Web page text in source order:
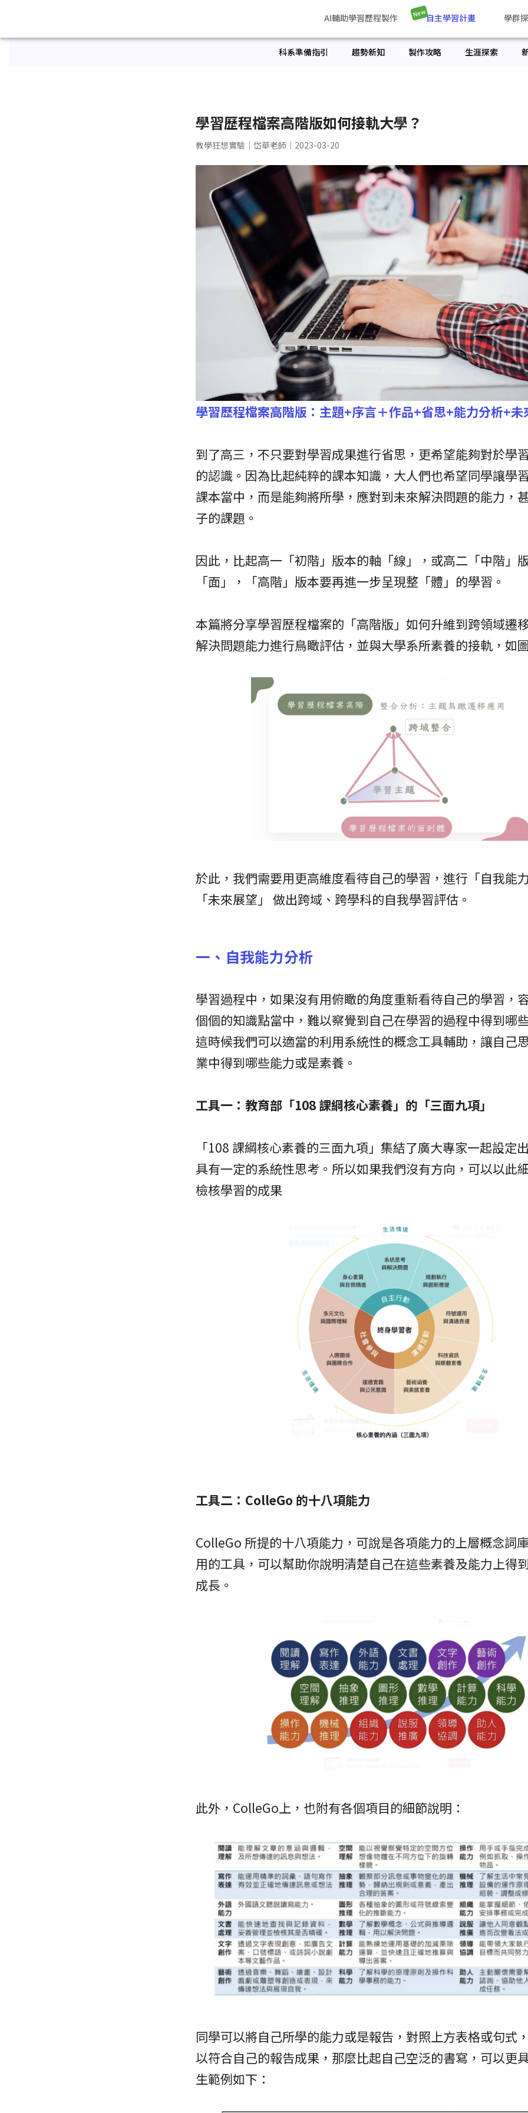
AI輔助學習歷程製作 自主學習計畫
New 學群
科系準備指引 趨勢新知 製作攻略 生涯探索
學習歷程檔案高階版如何接軌大學？
教學狂想實驗｜岱華老師 ｜2023-03-20
學習歷程檔案高階版：主題+序言＋作品+省思+能力分析+未
到了高三，不只要對學習成果進行省思，更希望能夠對於學
的認識。因為比起純粹的課本知識，大人們也希望同學讓學
課本當中，而是能夠將所學，應對到未來解決問題的能力，
子的課題。
因此，比起高一「初階」版本的軸「線」，或高二「中階」
「面」，「高階」版本要再進一步呈現整「體」的學習。
本篇將分享學習歷程檔案的「高階版」如何升維到跨領域遷
解決問題能力進行鳥瞰評估，並與大學系所素養的接軌，如
於此，我們需要用更高維度看待自己的學習，進行「自我能
「未來展望」 做出跨域、跨學科的自我學習評估。
一、自我能力分析
學習過程中，如果沒有用俯瞰的角度重新看待自己的學習，
個個的知識點當中，難以察覺到自己在學習的過程中得到哪
這時候我們可以適當的利用系統性的概念工具輔助，讓自己
業中得到哪些能力或是素養。
工具一：教育部「108 課綱核心素養」的「三面九項」
「108 課綱核心素養的三面九項」集結了廣大專家一起設定
具有一定的系統性思考。所以如果我們沒有方向，可以以此
檢核學習的成果
工具二：ColleGo 的十八項能力
ColleGo 所提的十八項能力，可說是各項能力的上層概念詞
用的工具，可以幫助你說明清楚自己在這些素養及能力上得
成長。
此外，ColleGo上，也附有各個項目的細節說明：
同學可以將自己所學的能力或是報告，對照上方表格或句式
以符合自己的報告成果，那麼比起自己空泛的書寫，可以更
生範例如下：